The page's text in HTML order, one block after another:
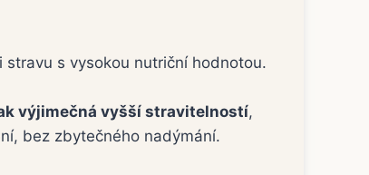
s vysokou nutriční hodnotou.
výjimečná vyšší stravitelností,
bez zbytečného nadýmání.